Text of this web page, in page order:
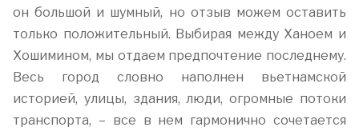
он большой и шумный, но отзыв можем оставить
только положительный. Выбирая между Ханоем и
Хошимином, мы отдаем предпочтение последнему.
Весь город словно наполнен вьетнамской
историей, улицы, здания, люди, огромные потоки
транспорта, – все в нем гармонично сочетается